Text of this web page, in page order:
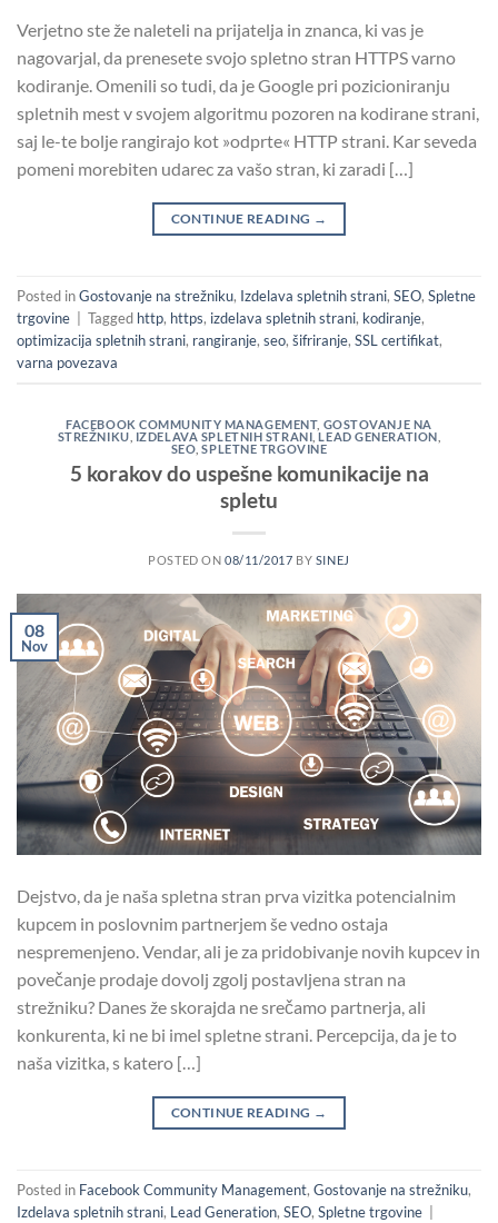
Verjetno ste že naleteli na prijatelja in znanca, ki vas je
nagovarjal, da prenesete svojo spletno stran HTTPS varno
kodiranje. Omenili so tudi, da je Google pri pozicioniranju
spletnih mest v svojem algoritmu pozoren na kodirane strani,
saj le-te bolje rangirajo kot »odprte« HTTP strani. Kar seveda
pomeni morebiten udarec za vašo stran, ki zaradi […]
CONTINUE READING →
Posted inGostovanje na strežniku, Izdelava spletnih strani, SEO, Spletne
trgovine
Tagged http, https, izdelava spletnih strani, kodiranje,
optimizacija spletnih strani, rangiranje, seo, šifriranje, SSL certifikat,
varna povezava
FACEBOOK COMMUNITY MANAGEMENT, GOSTOVANJE NA
STREŽNIKU IZDELAVA SPLETNIH STRANI ,LEAD GENERATION
SEO ,SPLETNE TRGOVINE
5 korakov do uspešne komunikacije na
spletu
POSTED ON 08/11/2017 BY SINEJ
08
Nov
Dejstvo, da je naša spletna stran prva vizitka potencialnim
kupcem in poslovnim partnerjem še vedno ostaja
nespremenjeno. Vendar, ali je za pridobivanje novih kupcev in
povečanje prodaje dovolj zgolj postavljena stran na
strežniku? Danes že skorajda ne srečamo partnerja, ali
konkurenta, ki ne bi imel spletne strani. Percepcija, da je to
naša vizitka, s katero […]
CONTINUE READING →
Posted in Facebook Community Management, Gostovanje na strežniku,
Izdelava spletnih strani, Lead Generation, SEO, Spletne trgovine